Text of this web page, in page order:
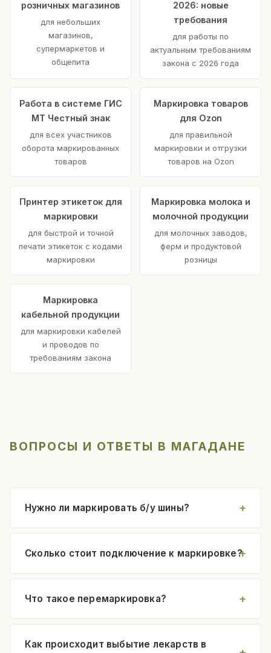
розничных магазинов
для небольших
магазинов,
супермаркетов и
общепита
2026: новые
требования
для работы по
актуальным требованиям
закона с 2026 года
Работа в системе ГИС
МТ Честный знак
для всех участников
оборота маркированных
товаров
Маркировка товаров
для Ozon
для правильной
маркировки и отгрузки
товаров на Ozon
Принтер этикеток для
маркировки
для быстрой и точной
печати этикеток с кодами
маркировки
Маркировка молока и
молочной продукции
для молочных заводов,
ферм и продуктовой
розницы
Маркировка
кабельной продукции
для маркировки кабелей
и проводов по
требованиям закона
ВОПРОСЫ И ОТВЕТЫ В МАГАДАНЕ
Нужно ли маркировать б/у шины?
Сколько стоит подключение к маркировке?
Что такое перемаркировка?
Как происходит выбытие лекарств в